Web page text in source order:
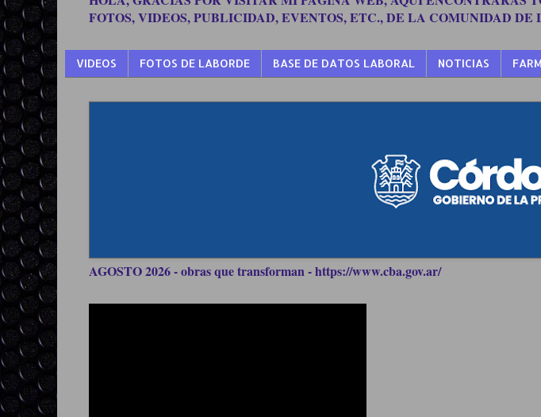
FOTOS, VIDEOS, PUBLICIDAD, EVENTOS, ETC., DE LA COMUNIDAD DE
VIDEOS FOTOS DE LABORDE BASE DE DATOS LABORAL NOTICIAS
AGOSTO 2026 - obras que transforman - https://www.cba.gov.ar/